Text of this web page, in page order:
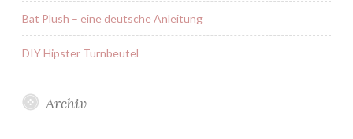
Bat Plush – eine deutsche Anleitung
DIY Hipster Turnbeutel
Archiv